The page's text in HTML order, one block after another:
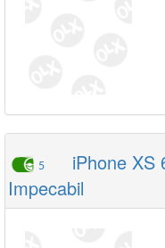
5
iPhone XS
Impecabil